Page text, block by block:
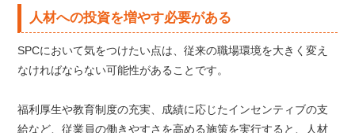
人材への投資を増やす必要がある
SPCにおいて気をつけたい点は、従来の職場環境を大きく変え
なければならない可能性があることです。
福利厚生や教育制度の充実、成績に応じたインセンティブの支
給など、従業員の働きやすさを高める施策を実行すると、人材